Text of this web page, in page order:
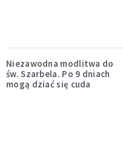
Niezawodna modlitwa do
św. Szarbela. Po 9 dniach
mogą dziać się cuda